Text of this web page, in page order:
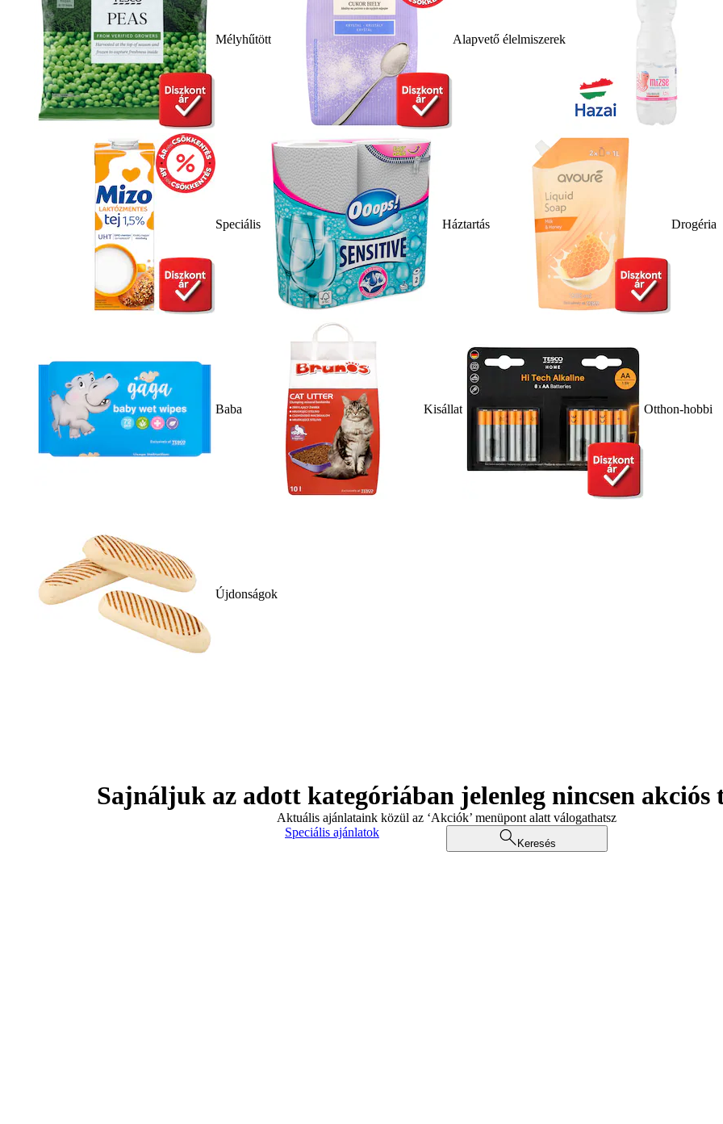
Mélyhűtött Alapvető élelmiszerek
Speciális Háztartás Drogéria
Baba Kisállat Otthon-hobbi
Újdonságok
Sajnáljuk az adott kategóriában jelenleg nincsen akciós
Aktuális ajánlataink közül az ‘Akciók’ menüpont alatt válogathatsz
Speciális ajánlatok
Keresés